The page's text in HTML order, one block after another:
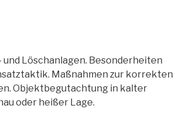
Löschanlagen. Besonderheiten
Maßnahmen zur korrekten
Objektbegutachtung in kalter
oder heißer Lage.